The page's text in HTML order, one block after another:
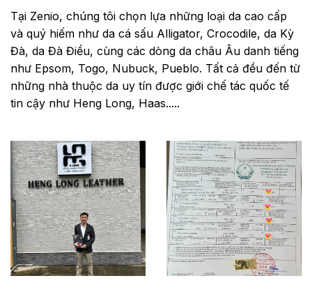
Tại Zenio, chúng tôi chọn lựa những loại da cao cấp
và quý hiếm như da cá sấu Alligator, Crocodile, da Kỳ
Đà, da Đà Điểu, cùng các dòng da châu Âu danh tiếng
như Epsom, Togo, Nubuck, Pueblo. Tất cả đều đến từ
những nhà thuộc da uy tín được giới chế tác quốc tế
tin cậy như Heng Long, Haas.....